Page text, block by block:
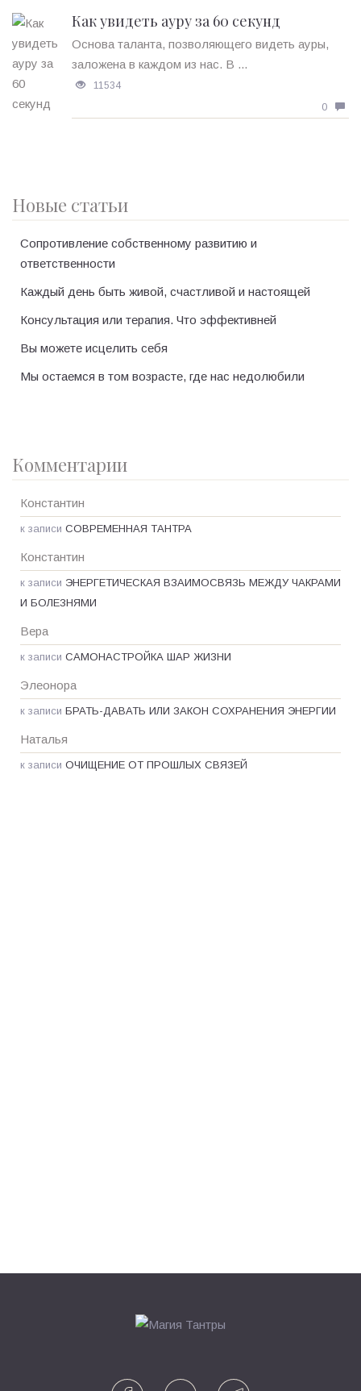
Как увидеть ауру за 60 секунд
Основа таланта, позволяющего видеть ауры,
заложена в каждом из нас. В ...
11534
0
Новые статьи
Сопротивление собственному развитию и
ответственности
Каждый день быть живой, счастливой и настоящей
Консультация или терапия. Что эффективней
Вы можете исцелить себя
Мы остаемся в том возрасте, где нас недолюбили
Комментарии
Константин
к записи СОВРЕМЕННАЯ ТАНТРА
Константин
к записи ЭНЕРГЕТИЧЕСКАЯ ВЗАИМОСВЯЗЬ МЕЖДУ ЧАКРАМИ
И БОЛЕЗНЯМИ
Вера
к записи САМОНАСТРОЙКА ШАР ЖИЗНИ
Элеонора
к записи БРАТЬ-ДАВАТЬ ИЛИ ЗАКОН СОХРАНЕНИЯ ЭНЕРГИИ
Наталья
к записи ОЧИЩЕНИЕ ОТ ПРОШЛЫХ СВЯЗЕЙ